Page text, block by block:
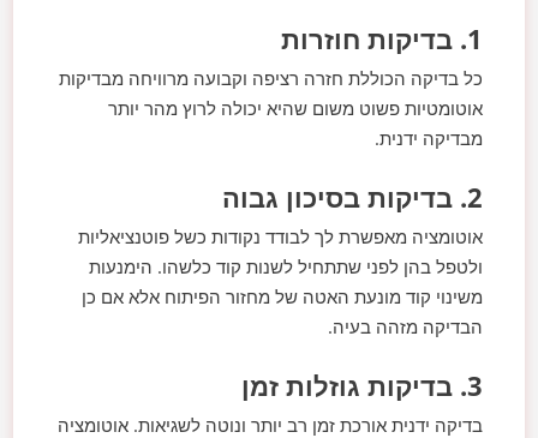
1. בדיקות חוזרות
כל בדיקה הכוללת חזרה רציפה וקבועה מרוויחה מבדיקות
אוטומטיות פשוט משום שהיא יכולה לרוץ מהר יותר
מבדיקה ידנית.
2. בדיקות בסיכון גבוה
אוטומציה מאפשרת לך לבודד נקודות כשל פוטנציאליות
ולטפל בהן לפני שתתחיל לשנות קוד כלשהו. הימנעות
משינוי קוד מונעת האטה של מחזור הפיתוח אלא אם כן
הבדיקה מזהה בעיה.
3. בדיקות גוזלות זמן
בדיקה ידנית אורכת זמן רב יותר ונוטה לשגיאות. אוטומציה